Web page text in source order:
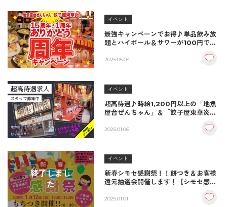
イベント
最強キャンペーンでお得♪単品飲み放
題とハイボール＆サワーが100円で飲
炎・地魚屋台ぜんちゃん/中津市
2025.05.04
イベント
超高待遇♪時給1,200円以上の「地魚
屋台ぜんちゃん」＆「餃子屋東華炎」
最後にお得なキャンペーンも♪
2025.01.06
終了しまし
た
イベント
新春シモセ感謝祭！！餅つき＆お客様
還元抽選会開催します！【シモセ感謝
2025.01.01